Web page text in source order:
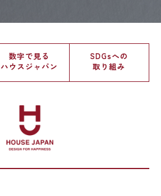
数字で見る
ハウスジャパン
SDGsへの
取り組み